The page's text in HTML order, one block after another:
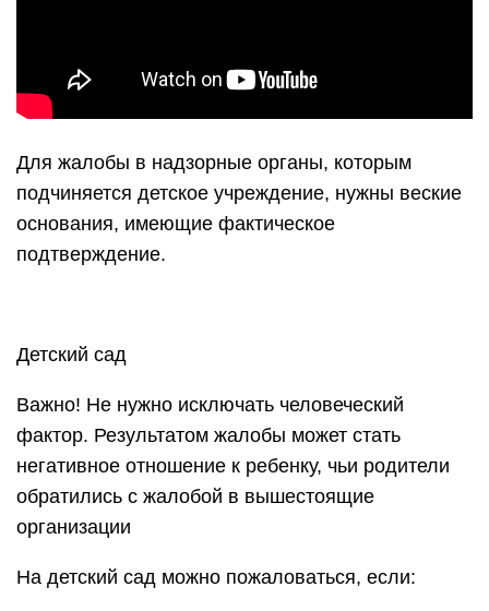
Для жалобы в надзорные органы, которым
подчиняется детское учреждение, нужны веские
основания, имеющие фактическое
подтверждение.
Детский сад
Важно! Не нужно исключать человеческий
фактор. Результатом жалобы может стать
негативное отношение к ребенку, чьи родители
обратились с жалобой в вышестоящие
организации
На детский сад можно пожаловаться, если: